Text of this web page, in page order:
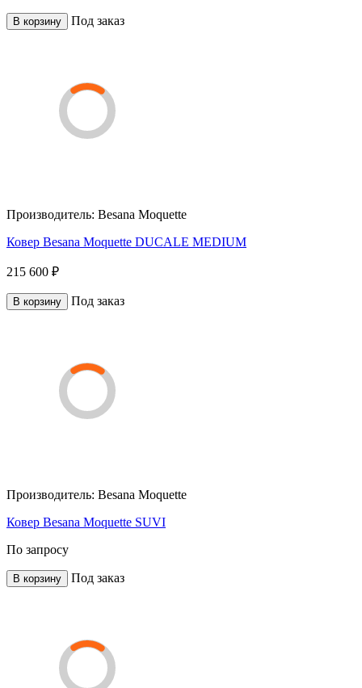
В корзину Под заказ
Производитель: Besana Moquette
Ковер Besana Moquette DUCALE MEDIUM
215 600 ₽
В корзину Под заказ
Производитель: Besana Moquette
Ковер Besana Moquette SUVI
По запросу
В корзину Под заказ